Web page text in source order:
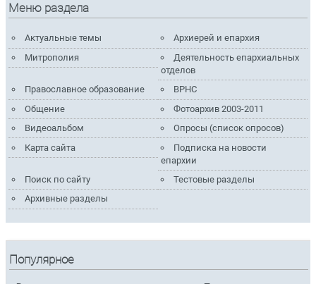
Меню раздела
Актуальные темы
Архиерей и епархия
Митрополия
Деятельность епархиальных
отделов
Православное образование
ВРНС
Общение
Фотоархив 2003-2011
Видеоальбом
Опросы (список опросов)
Карта сайта
Подписка на новости
епархии
Поиск по сайту
Тестовые разделы
Архивные разделы
Популярное